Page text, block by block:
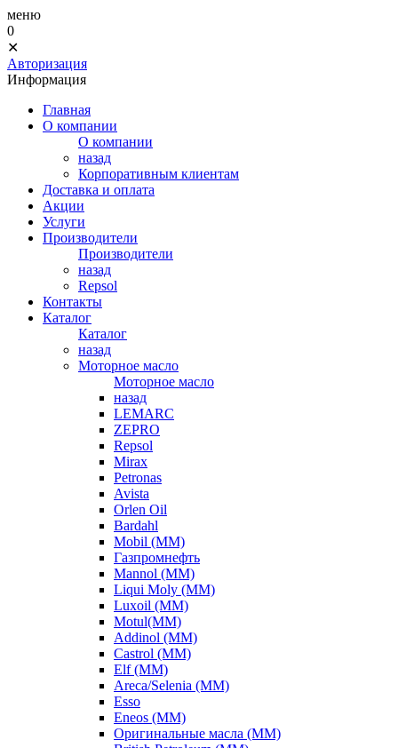
меню
0
✕
Авторизация
Информация
Главная
О компании
О компании
назад
Корпоративным клиентам
Доставка и оплата
Акции
Услуги
Производители
Производители
назад
Repsol
Контакты
Каталог
Каталог
назад
Моторное масло
Моторное масло
назад
LEMARC
ZEPRO
Repsol
Mirax
Petronas
Avista
Orlen Oil
Bardahl
Mobil (ММ)
Газпромнефть
Mannol (ММ)
Liqui Moly (ММ)
Luxoil (ММ)
Motul(ММ)
Addinol (ММ)
Castrol (ММ)
Elf (ММ)
Areca/Selenia (ММ)
Esso
Eneos (ММ)
Оригинальные масла (ММ)